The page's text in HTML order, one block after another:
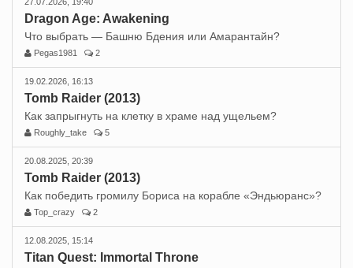
Dragon Age: Awakening
Что выбрать — Башню Бдения или Амарантайн?
Pegas1981 2
19.02.2026, 16:13
Tomb Raider (2013)
Как запрыгнуть на клетку в храме над ущельем?
Roughly_take 5
20.08.2025, 20:39
Tomb Raider (2013)
Как победить громилу Бориса на корабле «Эндьюранс»?
Top_crazy 2
12.08.2025, 15:14
Titan Quest: Immortal Throne